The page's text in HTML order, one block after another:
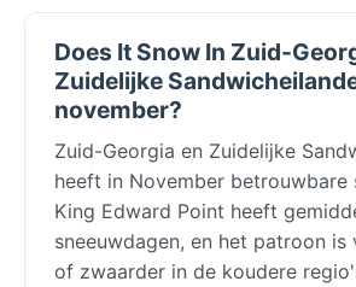
Does It Snow In Zuid-
Zuidelijke
november?
Zuid-Georgia en Zuidelijke
heeft in November betrouwbare
King Edward Point heeft
sneeuwdagen, en het patroon is
of zwaarder in de koudere